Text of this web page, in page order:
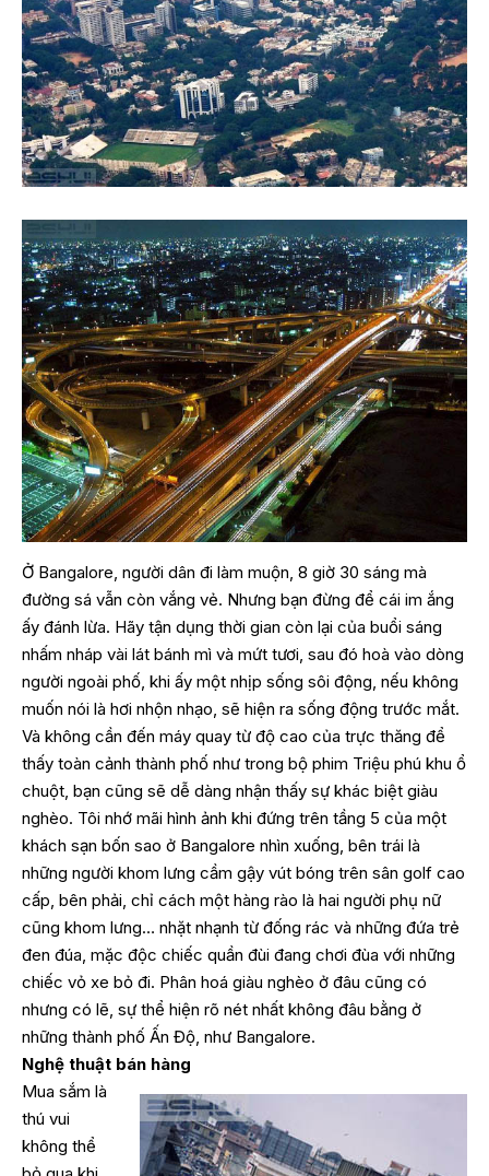
Ở Bangalore, người dân đi làm muộn, 8 giờ 30 sáng mà
đường sá vẫn còn vắng vẻ. Nhưng bạn đừng để cái im ắng
ấy đánh lừa. Hãy tận dụng thời gian còn lại của buổi sáng
nhấm nháp vài lát bánh mì và mứt tươi, sau đó hoà vào dòng
người ngoài phố, khi ấy một nhịp sống sôi động, nếu không
muốn nói là hơi nhộn nhạo, sẽ hiện ra sống động trước mắt.
Và không cần đến máy quay từ độ cao của trực thăng để
thấy toàn cảnh thành phố như trong bộ phim Triệu phú khu ổ
chuột, bạn cũng sẽ dễ dàng nhận thấy sự khác biệt giàu
nghèo. Tôi nhớ mãi hình ảnh khi đứng trên tầng 5 của một
khách sạn bốn sao ở Bangalore nhìn xuống, bên trái là
những người khom lưng cầm gậy vút bóng trên sân golf cao
cấp, bên phải, chỉ cách một hàng rào là hai người phụ nữ
cũng khom lưng… nhặt nhạnh từ đống rác và những đứa trẻ
đen đúa, mặc độc chiếc quần đùi đang chơi đùa với những
chiếc vỏ xe bỏ đi. Phân hoá giàu nghèo ở đâu cũng có
nhưng có lẽ, sự thể hiện rõ nét nhất không đâu bằng ở
những thành phố Ấn Độ, như Bangalore.
Nghệ thuật bán hàng
Mua sắm là
thú vui
không thể